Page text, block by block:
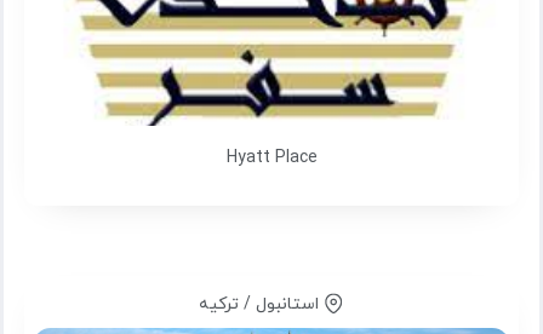
Hyatt Place
استانبول / ترکیه